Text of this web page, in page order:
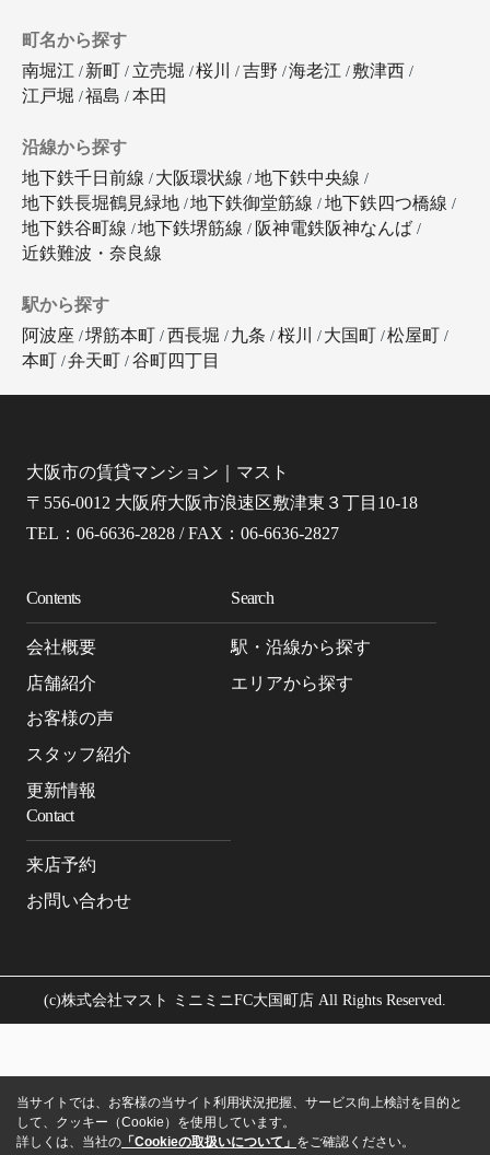
町名から探す
南堀江
新町 立売堀 桜川 吉野 海老江
敷津西
江戸堀
福島 本田
沿線から探す
地下鉄千日前線
大阪環状線 地下鉄中央線
地下鉄長堀鶴見緑地
地下鉄御堂筋線 地下鉄四つ橋線
地下鉄谷町線
地下鉄堺筋線 阪神電鉄阪神なんば
近鉄難波・奈良線
駅から探す
阿波座
堺筋本町 西長堀 九条 桜川 大国町
松屋町
本町
弁天町 谷町四丁目
大阪市の賃貸マンション｜マスト
〒556-0012 大阪府大阪市浪速区敷津東３丁目10-18
TEL：06-6636-2828 / FAX：06-6636-2827
Contents
会社概要
店舗紹介
お客様の声
スタッフ紹介
更新情報
Search
駅・沿線から探す
エリアから探す
Contact
来店予約
お問い合わせ
(c)株式会社マスト ミニミニFC大国町店 All Rights Reserved.
当サイトでは、お客様の当サイト利用状況把握、サービス向上検討を目的と
して、クッキー（Cookie）を使用しています。
詳しくは、当社の 「Cookieの取扱いについて」 をご確認ください。